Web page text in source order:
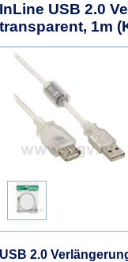
InLine USB 2.0
transparent, 1m
USB 2.0